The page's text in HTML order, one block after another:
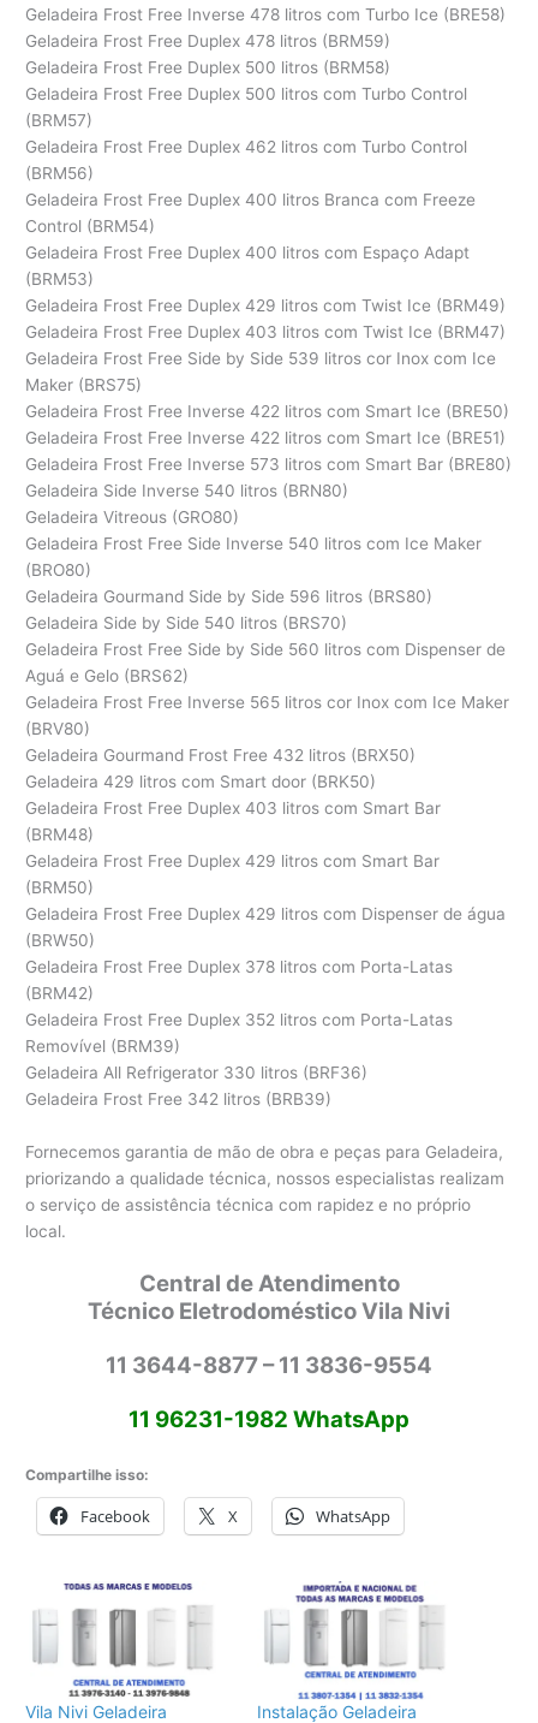
Geladeira Frost Free Inverse 478 litros com Turbo Ice (BRE58)
Geladeira Frost Free Duplex 478 litros (BRM59)
Geladeira Frost Free Duplex 500 litros (BRM58)
Geladeira Frost Free Duplex 500 litros com Turbo Control
(BRM57)
Geladeira Frost Free Duplex 462 litros com Turbo Control
(BRM56)
Geladeira Frost Free Duplex 400 litros Branca com Freeze
Control (BRM54)
Geladeira Frost Free Duplex 400 litros com Espaço Adapt
(BRM53)
Geladeira Frost Free Duplex 429 litros com Twist Ice (BRM49)
Geladeira Frost Free Duplex 403 litros com Twist Ice (BRM47)
Geladeira Frost Free Side by Side 539 litros cor Inox com Ice
Maker (BRS75)
Geladeira Frost Free Inverse 422 litros com Smart Ice (BRE50)
Geladeira Frost Free Inverse 422 litros com Smart Ice (BRE51)
Geladeira Frost Free Inverse 573 litros com Smart Bar (BRE80)
Geladeira Side Inverse 540 litros (BRN80)
Geladeira Vitreous (GRO80)
Geladeira Frost Free Side Inverse 540 litros com Ice Maker
(BRO80)
Geladeira Gourmand Side by Side 596 litros (BRS80)
Geladeira Side by Side 540 litros (BRS70)
Geladeira Frost Free Side by Side 560 litros com Dispenser de
Aguá e Gelo (BRS62)
Geladeira Frost Free Inverse 565 litros cor Inox com Ice Maker
(BRV80)
Geladeira Gourmand Frost Free 432 litros (BRX50)
Geladeira 429 litros com Smart door (BRK50)
Geladeira Frost Free Duplex 403 litros com Smart Bar
(BRM48)
Geladeira Frost Free Duplex 429 litros com Smart Bar
(BRM50)
Geladeira Frost Free Duplex 429 litros com Dispenser de água
(BRW50)
Geladeira Frost Free Duplex 378 litros com Porta-Latas
(BRM42)
Geladeira Frost Free Duplex 352 litros com Porta-Latas
Removível (BRM39)
Geladeira All Refrigerator 330 litros (BRF36)
Geladeira Frost Free 342 litros (BRB39)
Fornecemos garantia de mão de obra e peças para Geladeira,
priorizando a qualidade técnica, nossos especialistas realizam
o serviço de assistência técnica com rapidez e no próprio
local.
Central de Atendimento
Técnico Eletrodoméstico Vila Nivi
11 3644-8877 – 11 3836-9554
11 96231-1982 WhatsApp
Compartilhe isso:
Facebook X WhatsApp
Vila Nivi Geladeira
Instalação Geladeira